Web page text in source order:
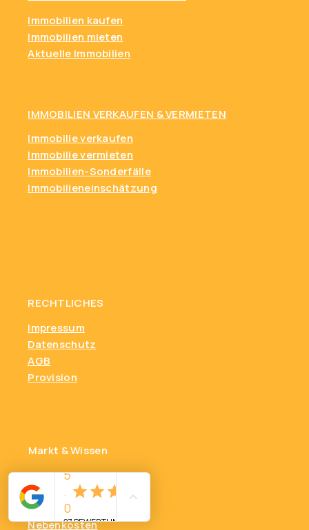
RECHTLICHES
Impressum
Datenschutz
AGB
Provision
Markt & Wissen
Einschätzung
Marktanalyse
FAQ
Nebenkosten
IMMOBILIEN VERKAUFEN & VERMIETEN
Immobilie verkaufen
Immobilie vermieten
Immobilien-Sonderfälle
Immobilieneinschätzung
Immobilien kaufen
Immobilien mieten
Aktuelle Immobilien